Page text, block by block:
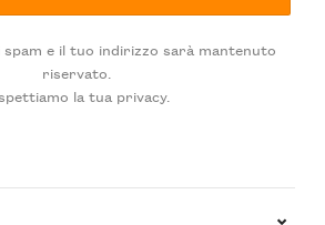
e il tuo indirizzo sarà mantenuto
riservato.
la tua privacy.